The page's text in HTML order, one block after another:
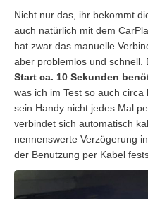
Nicht nur das, ihr bekommt
auch natürlich mit dem
hat zwar das manuelle
aber problemlos und schnell.
Start ca. 10 Sekunden
was ich im Test so auch
sein Handy nicht jedes Mal
verbindet sich automatisch
nennenswerte Verzögerung
der Benutzung per Kabel